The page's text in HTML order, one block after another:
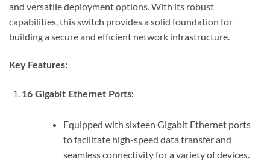
and versatile deployment options. With its robust
capabilities, this switch provides a solid foundation for
building a secure and efficient network infrastructure.
Key Features:
16 Gigabit Ethernet Ports:
Equipped with sixteen Gigabit Ethernet ports
to facilitate high-speed data transfer and
seamless connectivity for a variety of devices.